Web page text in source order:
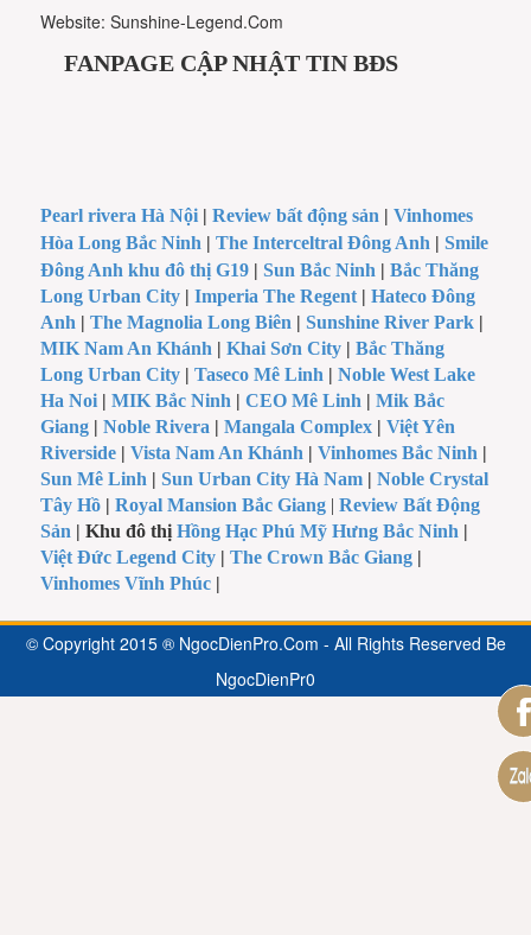
Website: Sunshine-Legend.Com
FANPAGE CẬP NHẬT TIN BĐS
Pearl rivera Hà Nội |Review bất động sản |Vinhomes
Hòa Long Bắc Ninh |The Interceltral Đông Anh |Smile
Đông Anh khu đô thị G19 |Sun Bắc Ninh |Bắc Thăng
Long Urban City |Imperia The Regent |Hateco Đông
Anh |The Magnolia Long Biên |Sunshine River Park |
MIK Nam An Khánh |Khai Sơn City |Bắc Thăng
Long Urban City |Taseco Mê Linh |Noble West Lake
Ha Noi | MIK Bắc Ninh |CEO Mê Linh |Mik Bắc
Giang |Noble Rivera |Mangala Complex |Việt Yên
Riverside |Vista Nam An Khánh |Vinhomes Bắc Ninh |
Sun Mê Linh |Sun Urban City Hà Nam | Noble Crystal
Tây Hồ |Royal Mansion Bắc Giang |Review Bất Động
Sản | Khu đô thịHồng Hạc Phú Mỹ Hưng Bắc Ninh |
Việt Đức Legend City |The Crown Bắc Giang |
Vinhomes Vĩnh Phúc |
© Copyright 2015 ® NgocDienPro.Com - All Rights Reserved Be
NgocDienPr0